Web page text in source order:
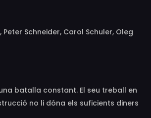
Peter Schneider, Carol Schuler, Oleg
Sascha Alexander Geršak,
Erdogan, Kazım Demirbaş, Eline
Giuseppe Bonvissuto, Elena
batalla constant. El seu treball en
no li dóna els suficients diners
família i a més, s'està afartant